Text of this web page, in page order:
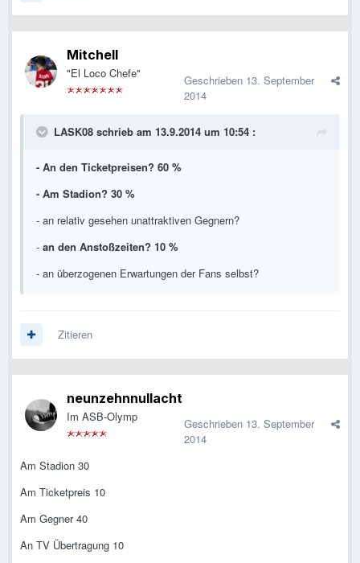
Mitchell
"El Loco Chefe" Geschrieben 13. September
2014
LASK08 schrieb am 13.9.2014 um 10:54 :
- An den Ticketpreisen? 60 %
- Am Stadion? 30 %
- an relativ gesehen unattraktiven Gegnern?
- an den Anstoßzeiten? 10 %
- an überzogenen Erwartungen der Fans selbst?
Zitieren
neunzehnnullacht
Im ASB-Olymp Geschrieben 13. September
2014
Am Stadion 30
Am Ticketpreis 10
Am Gegner 40
An TV Übertragung 10